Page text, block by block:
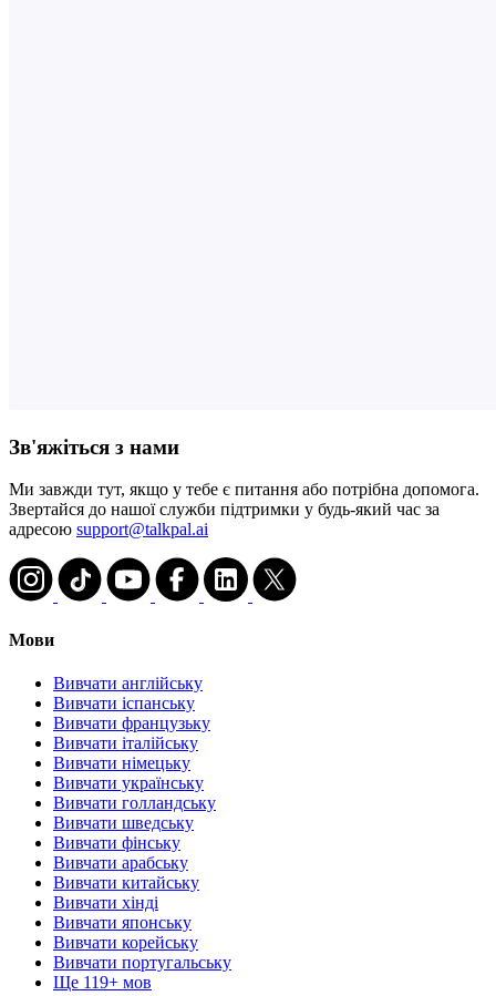
Зв'яжіться з нами
Ми завжди тут, якщо у тебе є питання або потрібна допомога.
Звертайся до нашої служби підтримки у будь-який час за
адресою support@talkpal.ai
Мови
Вивчати англійську
Вивчати іспанську
Вивчати французьку
Вивчати італійську
Вивчати німецьку
Вивчати українську
Вивчати голландську
Вивчати шведську
Вивчати фінську
Вивчати арабську
Вивчати китайську
Вивчати хінді
Вивчати японську
Вивчати корейську
Вивчати португальську
Ще 119+ мов